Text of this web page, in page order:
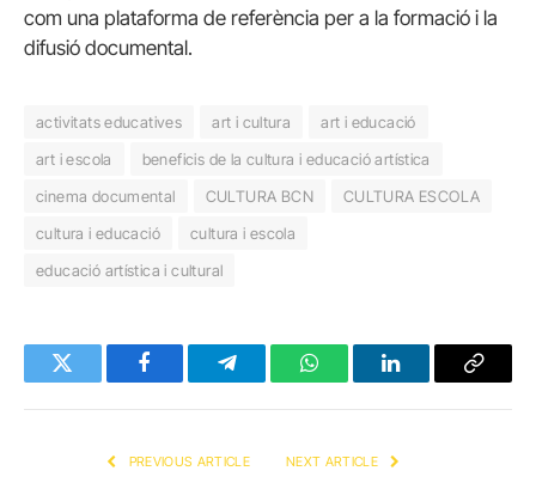
com una plataforma de referència per a la formació i la
difusió documental.
activitats educatives art i cultura
art i educació
art i escola
beneficis de la cultura i educació artística
cinema documental
CULTURA BCN
CULTURA ESCOLA
cultura i educació
cultura i escola
educació artística i cultural
Twitter FacebookTelegramWhatsAppLinkedInCopy
PREVIOUS ARTICLE NEXT ARTICLE